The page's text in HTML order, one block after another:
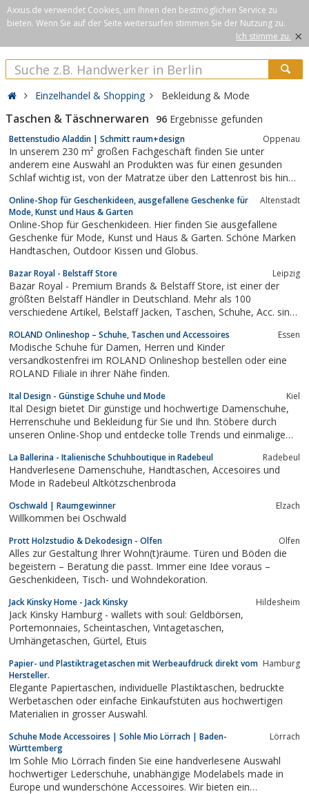
Axxus.de verwendet Cookies, um Ihnen den bestmöglichen Service zu
bieten. Wenn Sie auf der Seite weitersurfen stimmen Sie der Nutzung zu.
Ich stimme zu. ×
Einzelhandel & Shopping Bekleidung & Mode
Taschen & Täschnerwaren 96 Ergebnisse gefunden
Bettenstudio Aladdin | Schmitt raum+design Oppenau
In unserem 230 m² großen Fachgeschäft finden Sie unter
anderem eine Auswahl an Produkten was für einen gesunden
Schlaf wichtig ist, von der Matratze über den Lattenrost bis hin
Online-Shop für Geschenkideen, ausgefallene Geschenke für
Mode, Kunst und Haus & Garten
Altenstadt
Online-Shop für Geschenkideen. Hier finden Sie ausgefallene
Geschenke für Mode, Kunst und Haus & Garten. Schöne Marken
Handtaschen, Outdoor Kissen und Globus.
Bazar Royal - Belstaff Store Leipzig
Bazar Royal - Premium Brands & Belstaff Store, ist einer der
größten Belstaff Händler in Deutschland. Mehr als 100
verschiedene Artikel, Belstaff Jacken, Taschen, Schuhe, Acc. sind
Store die aktuellen Kollektion von Ed Hardy, Smet, True Religion,
Moma, Nolita,...
ROLAND Onlineshop – Schuhe, Taschen und Accessoires Essen
Modische Schuhe für Damen, Herren und Kinder
versandkostenfrei im ROLAND Onlineshop bestellen oder eine
ROLAND Filiale in ihrer Nähe finden.
Ital Design - Günstige Schuhe und Mode Kiel
Ital Design bietet Dir günstige und hochwertige Damenschuhe,
Herrenschuhe und Bekleidung für Sie und Ihn. Stöbere durch
unseren Online-Shop und entdecke tolle Trends und einmalige
La Ballerina - Italienische Schuhboutique in Radebeul Radebeul
Handverlesene Damenschuhe, Handtaschen, Accesoires und
Mode in Radebeul Altkötzschenbroda
Oschwald | Raumgewinner Elzach
Willkommen bei Oschwald
Prott Holzstudio & Dekodesign - Olfen Olfen
Alles zur Gestaltung Ihrer Wohn(t)räume. Türen und Böden die
begeistern – Beratung die passt. Immer eine Idee voraus –
Geschenkideen, Tisch- und Wohndekoration.
Jack Kinsky Home - Jack Kinsky Hildesheim
Jack Kinsky Hamburg - wallets with soul: Geldbörsen,
Portemonnaies, Scheintaschen, Vintagetaschen,
Umhängetaschen, Gürtel, Etuis
Papier- und Plastiktragetaschen mit Werbeaufdruck direkt vom
Hersteller.
Hamburg
Elegante Papiertaschen, individuelle Plastiktaschen, bedruckte
Werbetaschen oder einfache Einkaufstüten aus hochwertigen
Materialien in grosser Auswahl.
Schuhe Mode Accessoires | Sohle Mio Lörrach | Baden-
Württemberg
Lörrach
Im Sohle Mio Lörrach finden Sie eine handverlesene Auswahl
hochwertiger Lederschuhe, unabhängige Modelabels made in
Europe und wunderschöne Accessoires. Wir bieten ein